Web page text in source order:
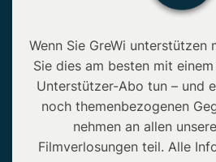
Wenn Sie GreWi unterstützen
Sie dies am besten mit
Unterstützer-Abo tun – und
noch themenbezogenen
nehmen an allen
Filmverlosungen teil. Alle